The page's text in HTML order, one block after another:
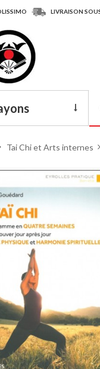
LIVRAISON
physique
Tai Chi et Arts internes >